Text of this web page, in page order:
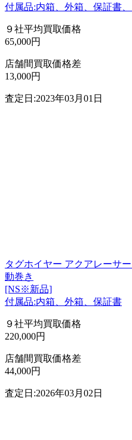
付属品:内箱、外箱、保証書
９社平均買取価格
65,000円
店舗間買取価格差
13,000円
査定日:2023年03月01日
タグホイヤー アクアレーサ
動巻き
[NS※新品]
付属品:内箱、外箱、保証書
９社平均買取価格
220,000円
店舗間買取価格差
44,000円
査定日:2026年03月02日